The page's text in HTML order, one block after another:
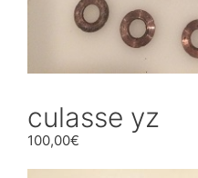
culasse yz
100,00€